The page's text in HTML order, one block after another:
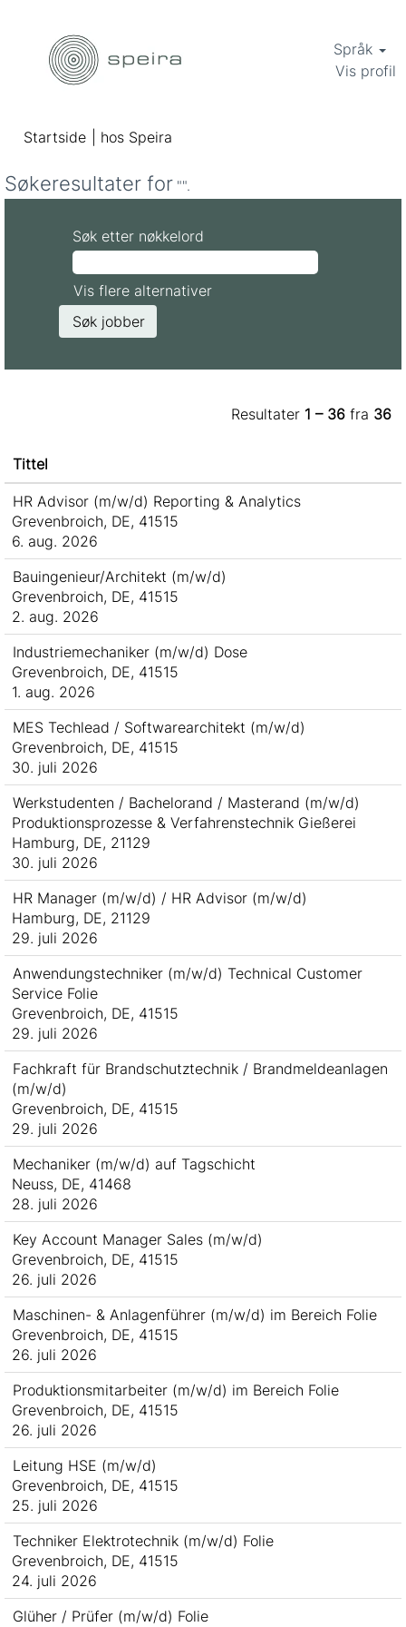
Språk
Vis profil
Startside hos Speira
Søkeresultater for "".
Søk etter nøkkelord
Vis flere alternativer
Resultater 1 – 36 fra 36
Tittel
HR Advisor (m/w/d) Reporting & Analytics
Grevenbroich, DE, 41515
6. aug. 2026
Bauingenieur/Architekt (m/w/d)
Grevenbroich, DE, 41515
2. aug. 2026
Industriemechaniker (m/w/d) Dose
Grevenbroich, DE, 41515
1. aug. 2026
MES Techlead / Softwarearchitekt (m/w/d)
Grevenbroich, DE, 41515
30. juli 2026
Werkstudenten / Bachelorand / Masterand (m/w/d)
Produktionsprozesse & Verfahrenstechnik Gießerei
Hamburg, DE, 21129
30. juli 2026
HR Manager (m/w/d) / HR Advisor (m/w/d)
Hamburg, DE, 21129
29. juli 2026
Anwendungstechniker (m/w/d) Technical Customer
Service Folie
Grevenbroich, DE, 41515
29. juli 2026
Fachkraft für Brandschutztechnik / Brandmeldeanlagen
(m/w/d)
Grevenbroich, DE, 41515
29. juli 2026
Mechaniker (m/w/d) auf Tagschicht
Neuss, DE, 41468
28. juli 2026
Key Account Manager Sales (m/w/d)
Grevenbroich, DE, 41515
26. juli 2026
Maschinen- & Anlagenführer (m/w/d) im Bereich Folie
Grevenbroich, DE, 41515
26. juli 2026
Produktionsmitarbeiter (m/w/d) im Bereich Folie
Grevenbroich, DE, 41515
26. juli 2026
Leitung HSE (m/w/d)
Grevenbroich, DE, 41515
25. juli 2026
Techniker Elektrotechnik (m/w/d) Folie
Grevenbroich, DE, 41515
24. juli 2026
Glüher / Prüfer (m/w/d) Folie